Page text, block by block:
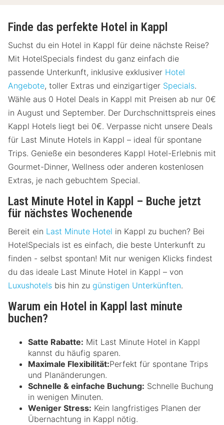
Finde das perfekte Hotel in Kappl
Suchst du ein Hotel in Kappl für deine nächste Reise?
Mit HotelSpecials findest du ganz einfach die
passende Unterkunft, inklusive exklusiver Hotel
Angebote, toller Extras und einzigartiger Specials.
Wähle aus 0 Hotel Deals in Kappl mit Preisen ab nur 0€
in August und September. Der Durchschnittspreis eines
Kappl Hotels liegt bei 0€. Verpasse nicht unsere Deals
für Last Minute Hotels in Kappl – ideal für spontane
Trips. Genieße ein besonderes Kappl Hotel-Erlebnis mit
Gourmet-Dinner, Wellness oder anderen kostenlosen
Extras, je nach gebuchtem Special.
Last Minute Hotel in Kappl – Buche jetzt
für nächstes Wochenende
Bereit ein Last Minute Hotel in Kappl zu buchen? Bei
HotelSpecials ist es einfach, die beste Unterkunft zu
finden - selbst spontan! Mit nur wenigen Klicks findest
du das ideale Last Minute Hotel in Kappl – von
Luxushotels bis hin zu günstigen Unterkünften.
Warum ein Hotel in Kappl last minute
buchen?
Satte Rabatte: Mit Last Minute Hotel in Kappl
kannst du häufig sparen.
Maximale Flexibilität:Perfekt für spontane Trips
und Planänderungen.
Schnelle & einfache Buchung: Schnelle Buchung
in wenigen Minuten.
Weniger Stress: Kein langfristiges Planen der
Übernachtung in Kappl nötig.